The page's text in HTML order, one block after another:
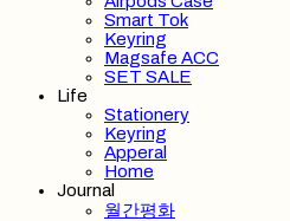
Smart Tok
Keyring
Magsafe ACC
SET SALE
Life
Stationery
Keyring
Apperal
Home
Journal
월간평화